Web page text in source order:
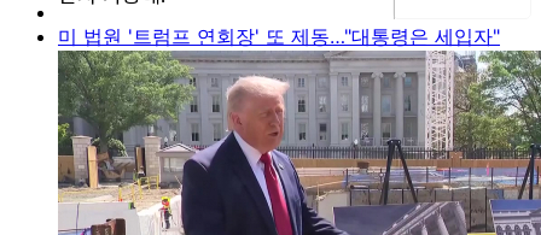
미 법원 '트럼프 연회장' 또 제동…"대통령은 세입자"